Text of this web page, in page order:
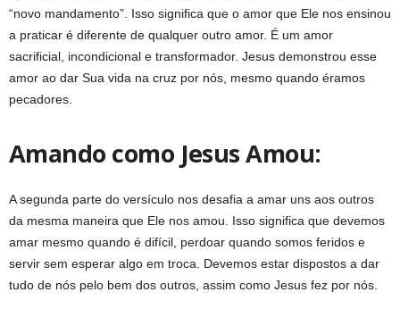
“novo mandamento”. Isso significa que o amor que Ele nos ensinou
a praticar é diferente de qualquer outro amor. É um amor
sacrificial, incondicional e transformador. Jesus demonstrou esse
amor ao dar Sua vida na cruz por nós, mesmo quando éramos
pecadores.
Amando como Jesus Amou:
A segunda parte do versículo nos desafia a amar uns aos outros
da mesma maneira que Ele nos amou. Isso significa que devemos
amar mesmo quando é difícil, perdoar quando somos feridos e
servir sem esperar algo em troca. Devemos estar dispostos a dar
tudo de nós pelo bem dos outros, assim como Jesus fez por nós.